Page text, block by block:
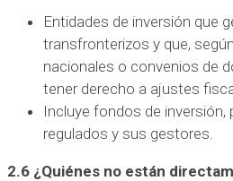
Entidades de inversión que
transfronterizos y que,
nacionales o convenios de
tener derecho a ajustes
Incluye fondos de inversión,
regulados y sus gestores.
2.6 ¿Quiénes no están